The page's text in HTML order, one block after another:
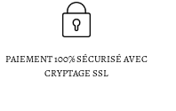
PAIEMENT 100% SÉCURISÉ AVEC
CRYPTAGE SSL